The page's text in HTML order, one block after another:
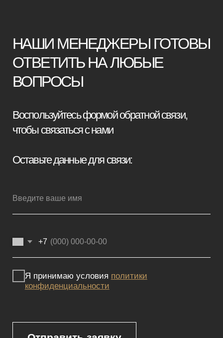
+7
Я принимаю условияполитики
Отправить заявку
Сайт не является публичной офертой, определяемой положениями
Статьи 437 (2) ГК РФ и носит исключительно информационный
характер. Для получения точной информации о наличии и стоимости
товара, пожалуйста, обращайтесь к нашим менеджерам
Мебель премиум качества